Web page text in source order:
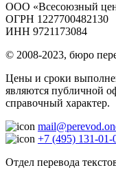
ООО «Всесоюзный
ОГРН 1227700482130
ИНН 9721173084
© 2008-2023, бюро
Цены и сроки
являются публичной
справочный характер.
+7 (495) 131-01-
Отдел перевода